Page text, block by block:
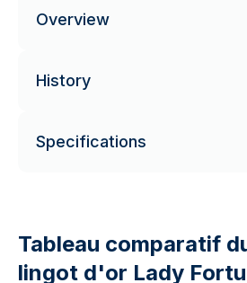
Overview
History
Specifications
Tableau comparatif
lingot d'or Lady